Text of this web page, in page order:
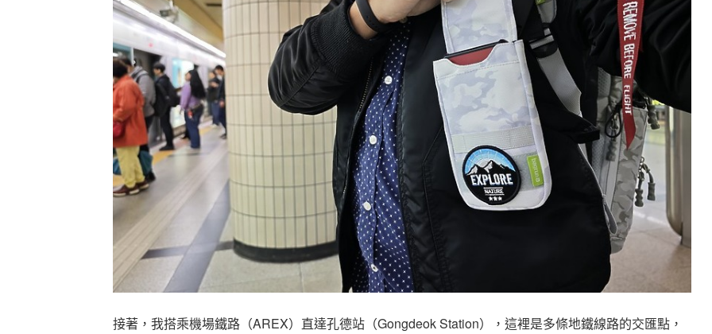
接著，我搭乘機場鐵路（AREX）直達孔德站（Gongdeok Station），這裡是多條地鐵線路的交匯點，